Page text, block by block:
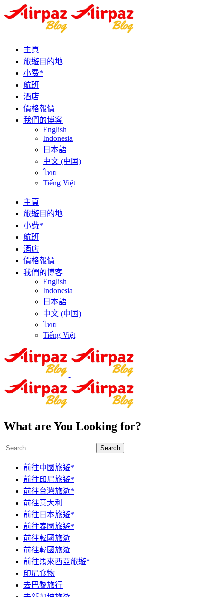
主頁
旅遊目的地
小费*
航班
酒店
價格報價
我們的博客
English
Indonesia
日本語
中文 (中国)
ไทย
Tiếng Việt
主頁
旅遊目的地
小费*
航班
酒店
價格報價
我們的博客
English
Indonesia
日本語
中文 (中国)
ไทย
Tiếng Việt
What are You Looking for?
Search
前往中國旅遊*
前往印尼旅遊*
前往台灣旅遊*
前往意大利
前往日本旅遊*
前往泰國旅遊*
前往韓國旅遊
前往韓國旅遊
前往馬來西亞旅遊*
印尼食物
去巴黎旅行